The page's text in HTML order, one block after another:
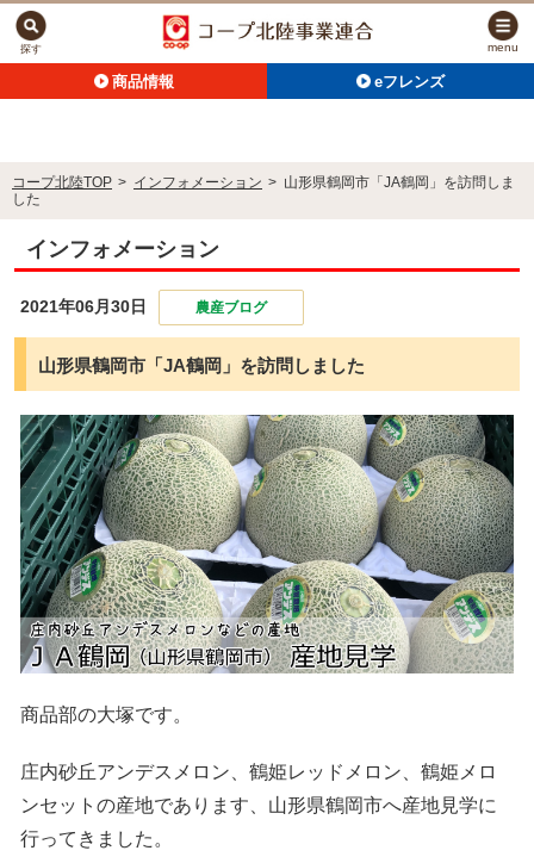
商品情報 eフレンズ
探す menu
コープ北陸TOP > インフォメーション > 山形県鶴岡市「JA鶴岡」を訪問しま
した
インフォメーション
2021年06月30日 農産ブログ
山形県鶴岡市「JA鶴岡」を訪問しました
商品部の大塚です。
庄内砂丘アンデスメロン、鶴姫レッドメロン、鶴姫メロ
ンセットの産地であります、山形県鶴岡市へ産地見学に
行ってきました。